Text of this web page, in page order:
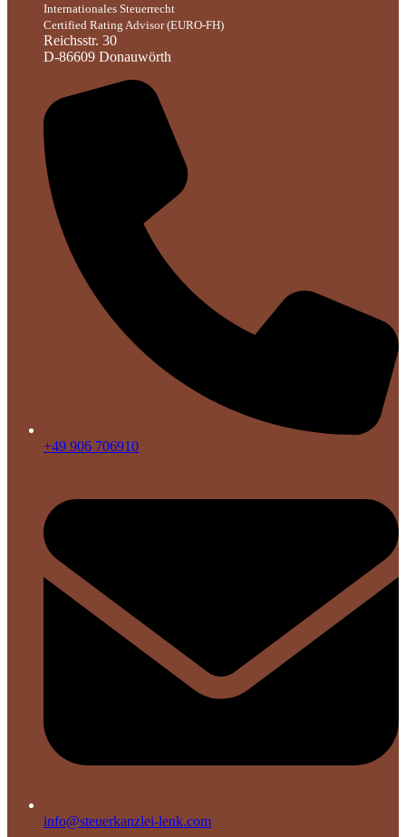
Internationales Steuerrecht
Certified Rating Advisor (EURO-FH)
Reichsstr. 30
D-86609 Donauwörth
+49 906 706910
info@steuerkanzlei-lenk.com